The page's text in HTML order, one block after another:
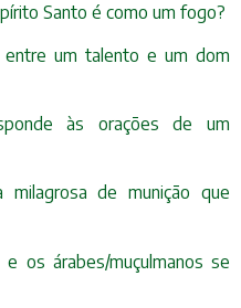
Santo é como um fogo?
entre um talento e um dom
às orações de um
de munição que
os árabes/muçulmanos se